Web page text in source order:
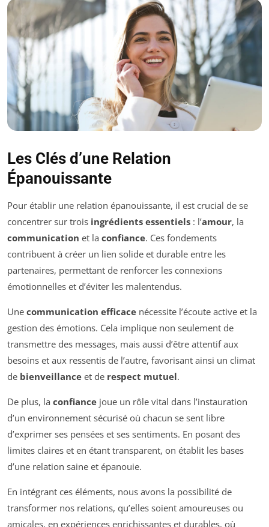
Les Clés d’une Relation
Épanouissante
Pour établir une relation épanouissante, il est crucial de se
concentrer sur trois ingrédients essentiels : l’amour, la
communication et la confiance. Ces fondements
contribuent à créer un lien solide et durable entre les
partenaires, permettant de renforcer les connexions
émotionnelles et d’éviter les malentendus.
Une communication efficace nécessite l’écoute active et la
gestion des émotions. Cela implique non seulement de
transmettre des messages, mais aussi d’être attentif aux
besoins et aux ressentis de l’autre, favorisant ainsi un climat
de bienveillance et de respect mutuel.
De plus, la confiance joue un rôle vital dans l’instauration
d’un environnement sécurisé où chacun se sent libre
d’exprimer ses pensées et ses sentiments. En posant des
limites claires et en étant transparent, on établit les bases
d’une relation saine et épanouie.
En intégrant ces éléments, nous avons la possibilité de
transformer nos relations, qu’elles soient amoureuses ou
amicales, en expériences enrichissantes et durables, où